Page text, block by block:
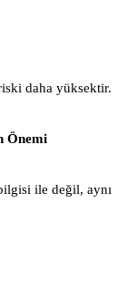
daha yüksektir.
Önemi
ile değil, aynı